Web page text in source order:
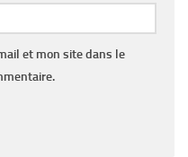
et mon site dans le